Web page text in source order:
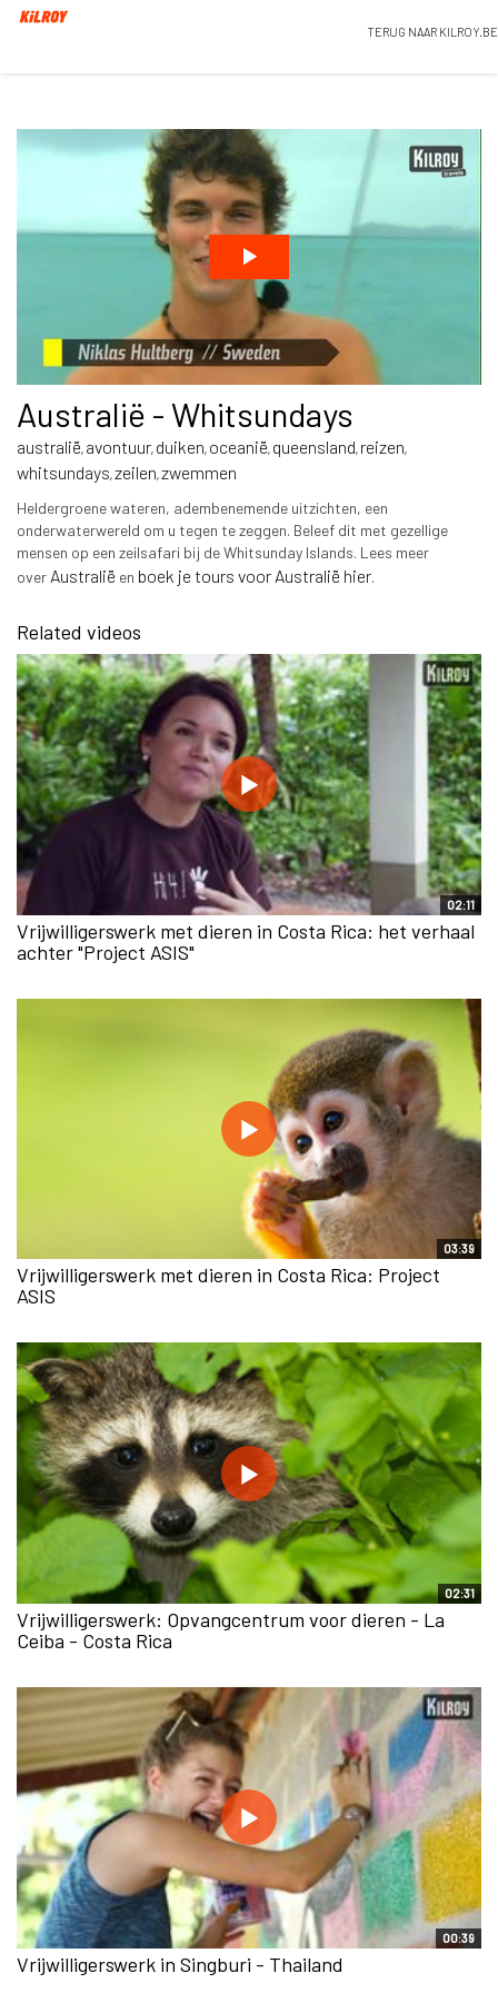
TERUG NAAR KILROY.BE
Australië - Whitsundays
australië, avontuur, duiken, oceanië, queensland, reizen,
whitsundays,zeilen,zwemmen
Heldergroene wateren, adembenemende uitzichten, een
onderwaterwereld om u tegen te zeggen. Beleef dit met gezellige
mensen op een zeilsafari bij de Whitsunday Islands. Lees meer
over Australië en boek je tours voor Australië hier.
Related videos
02:11
Vrijwilligerswerk met dieren in Costa Rica: het verhaal
achter "Project ASIS"
03:39
Vrijwilligerswerk met dieren in Costa Rica: Project
ASIS
02:31
Vrijwilligerswerk: Opvangcentrum voor dieren - La
Ceiba - Costa Rica
00:39
Vrijwilligerswerk in Singburi - Thailand